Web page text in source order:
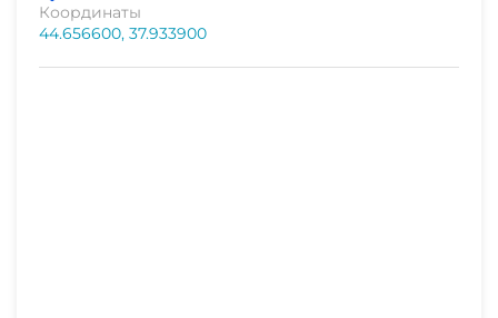
Координаты
44.656600, 37.933900